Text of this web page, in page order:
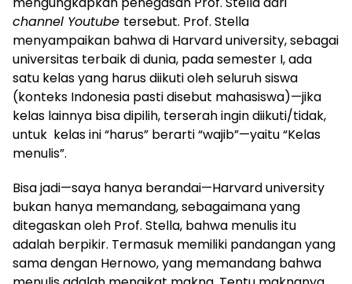
channel Youtube tersebut. Prof. Stella
menyampaikan bahwa di Harvard university, sebagai
universitas terbaik di dunia, pada semester I, ada
satu kelas yang harus diikuti oleh seluruh siswa
(konteks Indonesia pasti disebut mahasiswa)—jika
kelas lainnya bisa dipilih, terserah ingin diikuti/tidak,
untuk kelas ini “harus” berarti “wajib”—yaitu “Kelas
menulis”.
Bisa jadi—saya hanya berandai—Harvard university
bukan hanya memandang, sebagaimana yang
ditegaskan oleh Prof. Stella, bahwa menulis itu
adalah berpikir. Termasuk memiliki pandangan yang
sama dengan Hernowo, yang memandang bahwa